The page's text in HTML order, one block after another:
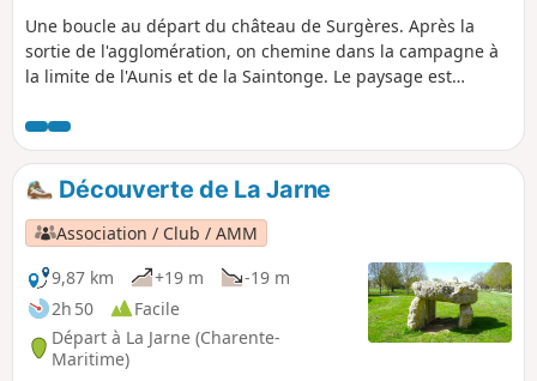
Une boucle au départ du château de Surgères. Après la
sortie de l'agglomération, on chemine dans la campagne à
la limite de l'Aunis et de la Saintonge. Le paysage est
randonnée se déroule au milieu des cultures : colza, blé,
maïs.Dans la dernière partie, on longe le bords de la Gères
et on finit en entrant de nouveau dans l'agglomération par
des quartiers des années 1970 et enfin les murs anciens
des vieilles demeures pour finir le long des remparts des
châteaux.
Découverte de La Jarne
Association / Club / AMM
9,87 km
+19 m
-19 m
2h 50
Facile
Départ à La Jarne (Charente-
Maritime)